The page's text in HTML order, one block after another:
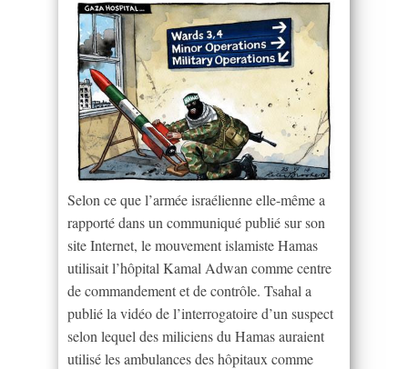
Selon ce que l’armée israélienne elle-même a
rapporté dans un communiqué publié sur son
site Internet, le mouvement islamiste Hamas
utilisait l’hôpital Kamal Adwan comme centre
de commandement et de contrôle. Tsahal a
publié la vidéo de l’interrogatoire d’un suspect
selon lequel des miliciens du Hamas auraient
utilisé les ambulances des hôpitaux comme